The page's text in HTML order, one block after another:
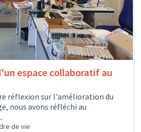
espace collaboratif au
réflexion sur l'amélioration du
nous avons réfléchi au
de vie